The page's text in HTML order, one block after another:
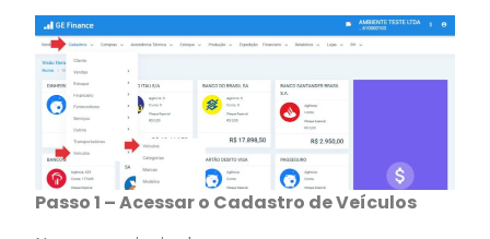
Passo 1 – Acessar o Cadastro de Veículos